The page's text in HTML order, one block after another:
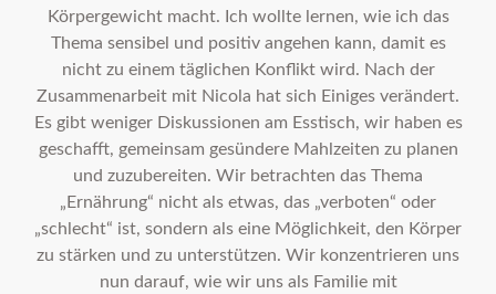
Körpergewicht macht. Ich wollte lernen, wie ich das
Thema sensibel und positiv angehen kann, damit es
nicht zu einem täglichen Konflikt wird. Nach der
Zusammenarbeit mit Nicola hat sich Einiges verändert.
Es gibt weniger Diskussionen am Esstisch, wir haben es
geschafft, gemeinsam gesündere Mahlzeiten zu planen
und zuzubereiten. Wir betrachten das Thema
„Ernährung“ nicht als etwas, das „verboten“ oder
„schlecht“ ist, sondern als eine Möglichkeit, den Körper
zu stärken und zu unterstützen. Wir konzentrieren uns
nun darauf, wie wir uns als Familie mit